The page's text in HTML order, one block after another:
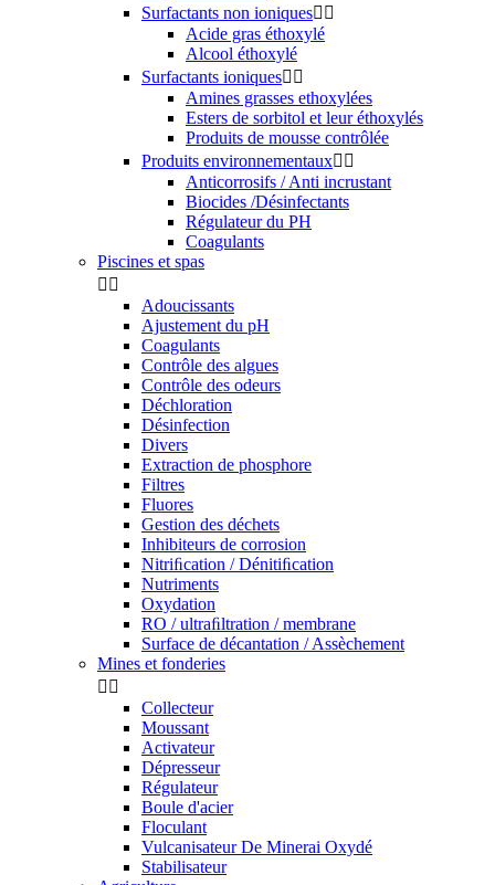
Surfactants non ioniques 
Acide gras éthoxylé
Alcool éthoxylé
Surfactants ioniques 
Amines grasses ethoxylées
Esters de sorbitol et leur éthoxylés
Produits de mousse contrôlée
Produits environnementaux 
Anticorrosifs / Anti incrustant
Biocides /Désinfectants
Régulateur du PH
Coagulants
Piscines et spas
 
Adoucissants
Ajustement du pH
Coagulants
Contrôle des algues
Contrôle des odeurs
Déchloration
Désinfection
Divers
Extraction de phosphore
Filtres
Fluores
Gestion des déchets
Inhibiteurs de corrosion
Nitriﬁcation / Dénitiﬁcation
Nutriments
Oxydation
RO / ultraﬁltration / membrane
Surface de décantation / Assèchement
Mines et fonderies
 
Collecteur
Moussant
Activateur
Dépresseur
Régulateur
Boule d'acier
Floculant
Vulcanisateur De Minerai Oxydé
Stabilisateur